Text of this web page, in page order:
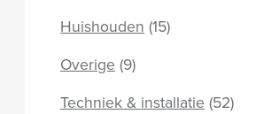
Huishouden (15)
Overige (9)
Techniek & installatie (52)